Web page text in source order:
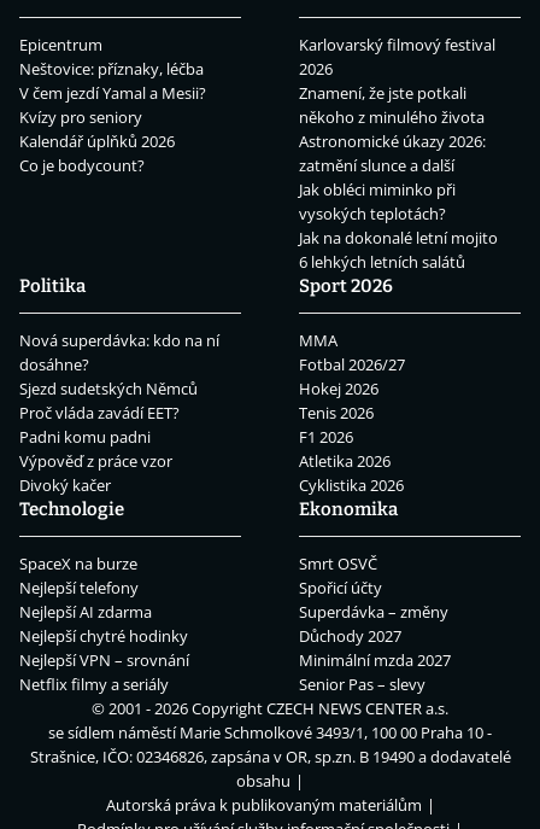
Epicentrum
Neštovice: příznaky, léčba
V čem jezdí Yamal a Mesii?
Kvízy pro seniory
Kalendář úplňků 2026
Co je bodycount?
Karlovarský filmový festival
2026
Znamení, že jste potkali
někoho z minulého života
Astronomické úkazy 2026:
zatmění slunce a další
Jak obléci miminko při
vysokých teplotách?
Jak na dokonalé letní mojito
6 lehkých letních salátů
Politika
Nová superdávka: kdo na ní
dosáhne?
Sjezd sudetských Němců
Proč vláda zavádí EET?
Padni komu padni
Výpověď z práce vzor
Divoký kačer
Sport 2026
MMA
Fotbal 2026/27
Hokej 2026
Tenis 2026
F1 2026
Atletika 2026
Cyklistika 2026
Technologie
SpaceX na burze
Nejlepší telefony
Nejlepší AI zdarma
Nejlepší chytré hodinky
Nejlepší VPN – srovnání
Netflix filmy a seriály
Ekonomika
Smrt OSVČ
Spořicí účty
Superdávka – změny
Důchody 2027
Minimální mzda 2027
Senior Pas – slevy
© 2001 - 2026 CopyrightCZECH NEWS CENTER a.s.
se sídlem náměstí Marie Schmolkové 3493/1, 100 00 Praha 10 -
Strašnice, IČO: 02346826, zapsána v OR, sp.zn. B 19490 a dodavatelé
obsahu
Autorská práva k publikovaným materiálům